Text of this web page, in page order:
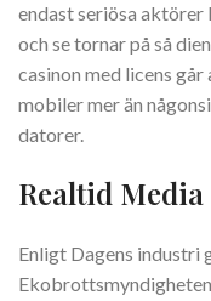
endast seriösa aktörer
och se tornar på så
casinon med licens
mobiler mer än
datorer.
Realtid Media
Enligt Dagens industri